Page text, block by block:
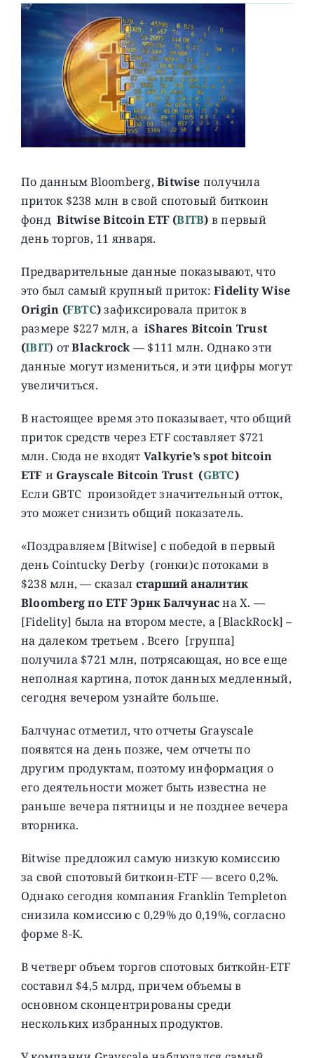
По данным Bloomberg,Bitwise получила
приток $238 млн в свой спотовый биткоин
фондBitwise Bitcoin ETF (BITB) в первый
день торгов, 11 января.
Предварительные данные показывают, что
это был самый крупный приток:Fidelity Wise
Origin (FBTC)зафиксировала приток в
размере $227 млн, аiShares Bitcoin Trust
(IBIT) отBlackrock— $111 млн. Однако эти
данные могут измениться, и эти цифры могут
увеличиться.
В настоящее время это показывает, что общий
приток средств через ETF составляет $721
млн. Сюда не входят Valkyrie’s spot bitcoin
ETF и Grayscale Bitcoin Trust (GBTC)
Если GBTC произойдет значительный отток,
это может снизить общий показатель.
«Поздравляем [Bitwise] с победой в первый
день Cointucky Derby (гонки)с потоками в
$238 млн, — сказал старший аналитик
Bloomberg по ETF Эрик Балчунасна X. —
[Fidelity] была на втором месте, а [BlackRock] –
на далеком третьем . Всего [группа]
получила $721 млн, потрясающая, но все еще
неполная картина, поток данных медленный,
сегодня вечером узнайте больше.
Балчунас отметил, что отчеты Grayscale
появятся на день позже, чем отчеты по
другим продуктам, поэтому информация о
его деятельности может быть известна не
раньше вечера пятницы и не позднее вечера
вторника.
Bitwise предложил самую низкую комиссию
за свой спотовый биткоин-ETF — всего 0,2%.
Однако сегодня компания Franklin Templeton
снизила комиссию с 0,29% до 0,19%, согласно
форме 8-K.
В четверг объем торгов спотовых биткойн-ETF
составил $4,5 млрд, причем объемы в
основном сконцентрированы среди
нескольких избранных продуктов.